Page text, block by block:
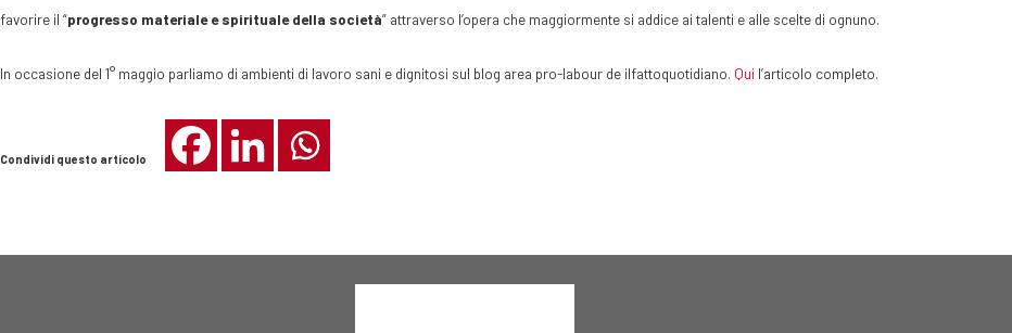
favorire il “progresso materiale e spirituale della società” attraverso l’opera che maggiormente si addice ai talenti e alle scelte di ognuno.
In occasione del 1° maggio parliamo di ambienti di lavoro sani e dignitosi sul blog area pro-labour de ilfattoquotidiano. Qui l’articolo completo.
Condividi questo articolo